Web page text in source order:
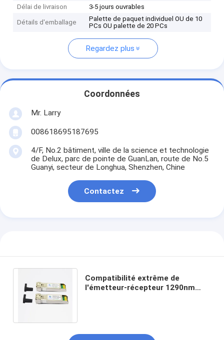
Délai de livraison 3-5 jours ouvrables
Détails d'emballage
Palette de paquet individuel OU de 10
PCs OU palette de 20 PCs
Regardez plus
Coordonnées
Mr. Larry
008618695187695
4/F, No.2 bâtiment, ville de la science et technologie
de Delux, parc de pointe de GuanLan, route de No.5
Guanyi, secteur de Longhua, Shenzhen, Chine
Contactez
Compatibilité extrême de
l'émetteur-récepteur 1290nm